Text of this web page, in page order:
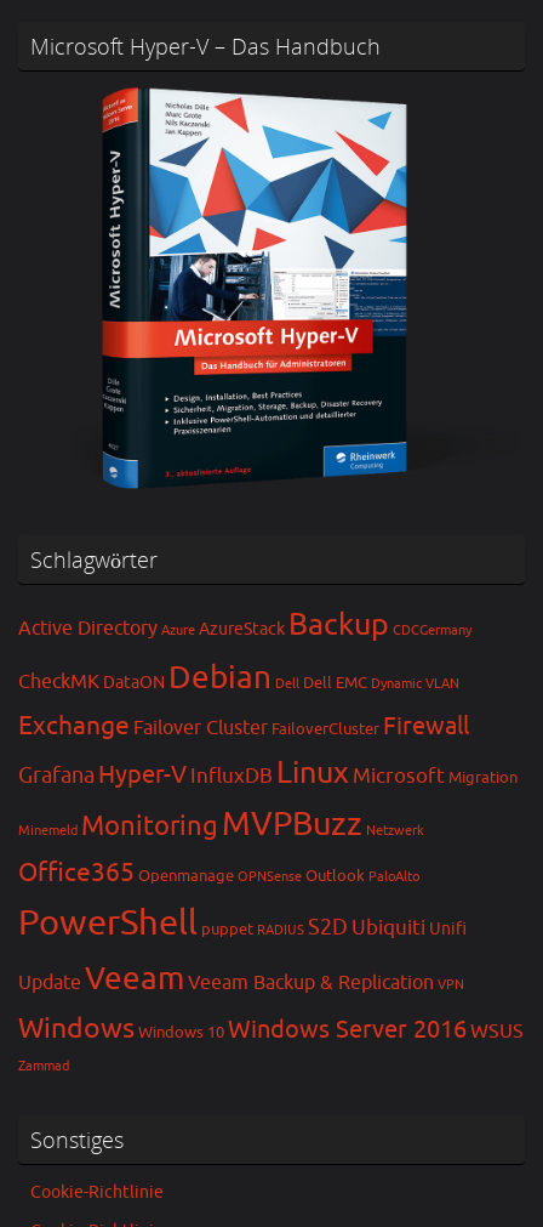
Microsoft Hyper-V – Das Handbuch
Schlagwörter
Active Directory Azure AzureStack Backup CDCGermany
CheckMK DataON Debian Dell Dell EMC Dynamic VLAN
Exchange Failover Cluster FailoverCluster Firewall
Grafana Hyper-VInfluxDB Linux Microsoft Migration
Minemeld Monitoring MVPBuzz Netzwerk
Office365 Openmanage OPNSense Outlook PaloAlto
PowerShell puppet RADIUS S2D Ubiquiti Unifi
Update Veeam Veeam Backup & Replication VPN
WindowsWindows 10Windows Server 2016WSUS
Zammad
Sonstiges
Cookie-Richtlinie